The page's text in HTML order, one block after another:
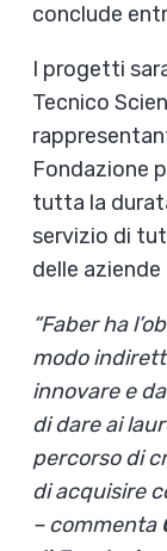
conclude
I progetti
Tecnico
Fondazione
tutta la
servizio di
delle
“Faber ha
modo
innovare e
di dare ai
percorso di
di acquisire
– commenta